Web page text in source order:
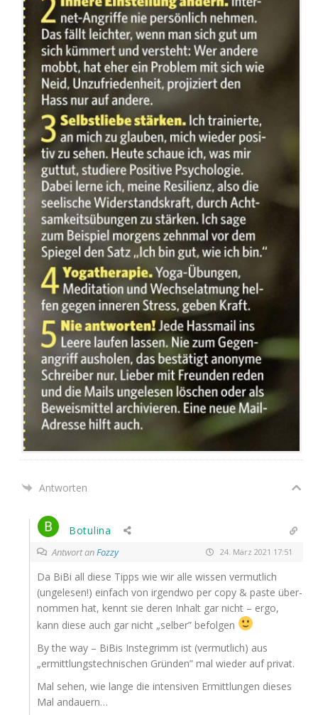
Antworten
Botulina
Antwort anFozzy 24. März 2021 17:51
Da BiBi all die­se Tipps wie wir alle wis­sen ver­mut­lich
(unge­le­sen!) ein­fach von irgend­wo per copy & pas­te über­
nom­men hat, kennt sie deren Inhalt gar nicht – ergo,
kann die­se auch gar nicht „sel­ber” befolgen
By the way – BiBis Insteg­rimm ist (ver­mut­lich) aus
„ermitt­lungs­tech­ni­schen Grün­den” mal wie­der auf privat.
Mal sehen, wie lan­ge die inten­si­ven Ermitt­lun­gen die­ses
Mal andauern…